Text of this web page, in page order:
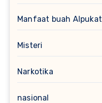
Manfaat buah Alpukat
Misteri
Narkotika
nasional